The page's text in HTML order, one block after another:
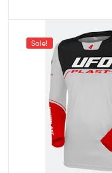
Sale!